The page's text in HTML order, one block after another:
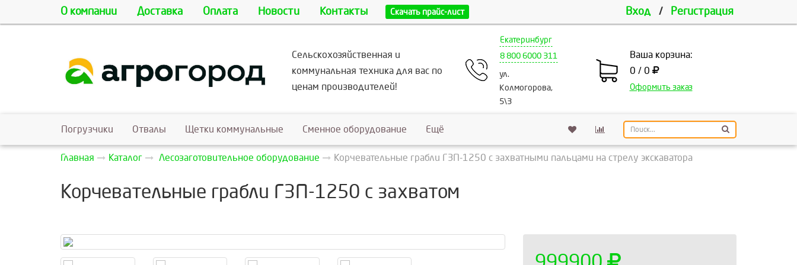
О компании Доставка Оплата Новости Контакты Скачать прайс-лист Вход / Регистрация
Сельскохозяйственная и
коммунальная техника для вас по
ценам производителей!
Екатеринбург
8 800 6000 311
ул.
Колмогорова,
5\3
Ваша корзина:
0 / 0
Оформить заказ
Погрузчики Отвалы Щетки коммунальные Сменное оборудование Ещё
Главная Каталог Лесозаготовительное оборудование Корчевательные грабли ГЗП-1250 с захватными пальцами на стрелу экскаватора
Корчевательные грабли ГЗП-1250 с захватом